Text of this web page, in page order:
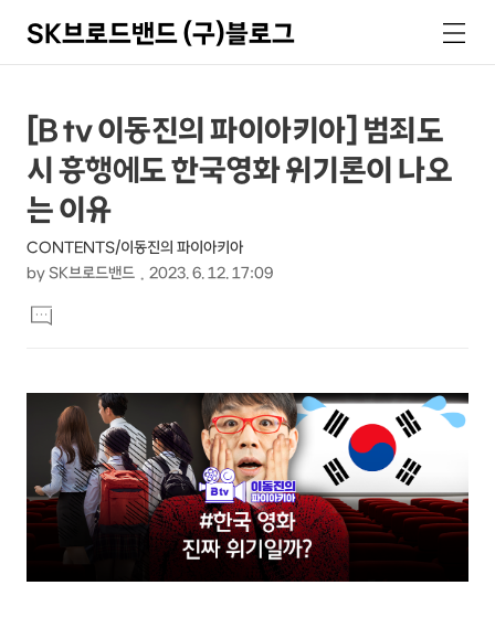
SK브로드밴드 (구)블로그
색
메
뉴
상
세
컨
텐
츠
본
문
제
목
[B tv 이동진의 파이아키아] 범죄도
시 흥행에도 한국영화 위기론이 나오
는 이유
CONTENTS/이동진의 파이아키아
by SK브로드밴드 2023. 6. 12. 17:09
문
댓
글